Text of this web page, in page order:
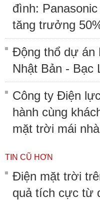
đình:
tăng trưởng
Động thổ dự án
Nhật Bản - Bạc
Công ty Điện
hành cùng
mặt trời mái nhà
TIN CŨ HƠN
Điện mặt trời
quả tích cực từ